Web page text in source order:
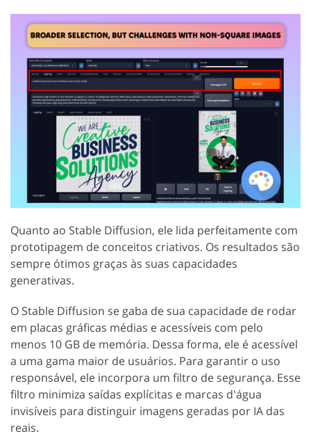
Quanto ao Stable Diffusion, ele lida perfeitamente com
prototipagem de conceitos criativos. Os resultados são
sempre ótimos graças às suas capacidades
generativas.
O Stable Diffusion se gaba de sua capacidade de rodar
em placas gráficas médias e acessíveis com pelo
menos 10 GB de memória. Dessa forma, ele é acessível
a uma gama maior de usuários. Para garantir o uso
responsável, ele incorpora um filtro de segurança. Esse
filtro minimiza saídas explícitas e marcas d'água
invisíveis para distinguir imagens geradas por IA das
reais.